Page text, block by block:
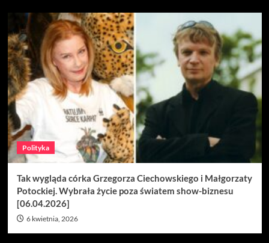
Polityka
Tak wygląda córka Grzegorza Ciechowskiego i Małgorzaty
Potockiej. Wybrała życie poza światem show-biznesu
[06.04.2026]
6 kwietnia, 2026